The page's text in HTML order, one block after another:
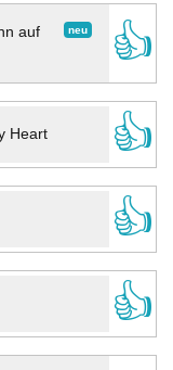
neu
auf
👍
Heart
👍
👍
👍